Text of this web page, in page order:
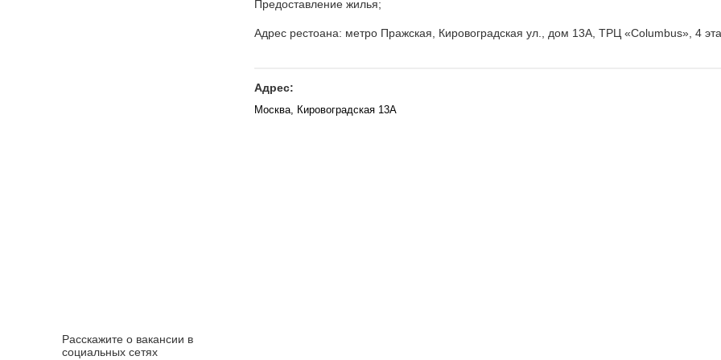
Предоставление жилья;
Адрес рестоана: метро Пражская, Кировоградская ул., дом 13А, ТРЦ «Columbus», 4
Адрес:
Москва, Кировоградская 13А
Расскажите о вакансии в
социальных сетях